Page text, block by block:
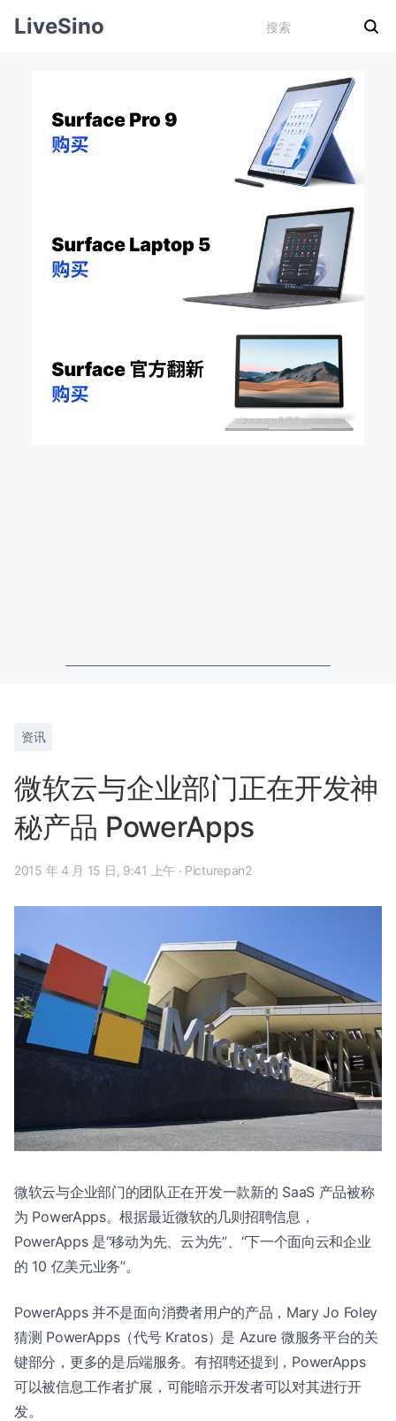
LiveSino
资讯
微软云与企业部门正在开发神
秘产品 PowerApps
2015 年 4 月 15 日, 9:41 上午 · Picturepan2
微软云与企业部门的团队正在开发一款新的 SaaS 产品被称
为 PowerApps。根据最近微软的几则招聘信息，
PowerApps 是“移动为先、云为先”、“下一个面向云和企业
的 10 亿美元业务”。
PowerApps 并不是面向消费者用户的产品，Mary Jo Foley
猜测 PowerApps（代号 Kratos）是 Azure 微服务平台的关
键部分，更多的是后端服务。有招聘还提到，PowerApps
可以被信息工作者扩展，可能暗示开发者可以对其进行开
发。